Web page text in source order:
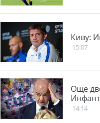
Киву:
15:07
Още
14:14